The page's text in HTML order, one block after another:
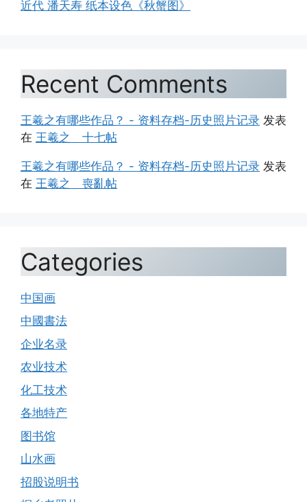
近代 潘天寿 纸本设色《秋蟹图》
Recent Comments
王羲之有哪些作品？ - 资料存档-历史照片记录 发表
在 王羲之 十七帖
王羲之有哪些作品？ - 资料存档-历史照片记录 发表
在 王羲之 喪亂帖
Categories
中国画
中國書法
企业名录
农业技术
化工技术
各地特产
图书馆
山水画
招股说明书